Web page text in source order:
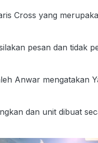
Cross yang
pesan dan tidak
Anwar mengatakan
dan unit dibuat